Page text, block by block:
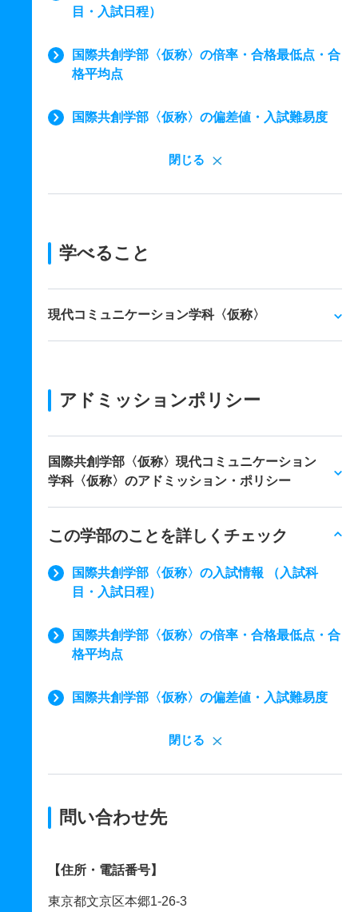
目・入試日程）
国際共創学部〈仮称〉の倍率・合格最低点・合
格平均点
国際共創学部〈仮称〉の偏差値・入試難易度
閉じる
学べること
現代コミュニケーション学科〈仮称〉
アドミッションポリシー
国際共創学部〈仮称〉現代コミュニケーション
学科〈仮称〉のアドミッション・ポリシー
この学部のことを詳しくチェック
国際共創学部〈仮称〉の入試情報 （入試科
目・入試日程）
国際共創学部〈仮称〉の倍率・合格最低点・合
格平均点
国際共創学部〈仮称〉の偏差値・入試難易度
閉じる
問い合わせ先
【住所・電話番号】
東京都文京区本郷1-26-3